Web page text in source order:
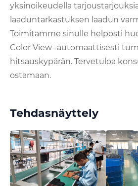
yksinoikeudella
laaduntarkastuksen laadun
Toimitamme sinulle helposti
Color View -automaattisesti
hitsauskypärän. Tervetuloa
ostamaan.
Tehdasnäyttely